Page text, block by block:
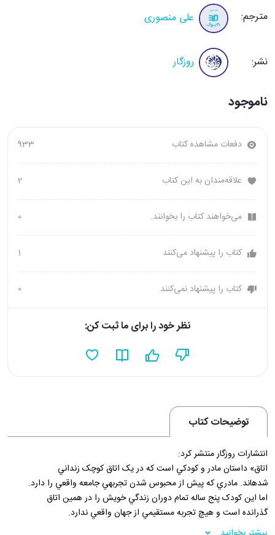
مترجم: علی منصوری
نشر: روزگار
ناموجود
دفعات مشاهده کتاب 933
علاقه‌مندان به این کتاب 2
می‌خواهند کتاب را بخوانند. 0
کتاب را پیشنهاد می‌کنند 1
کتاب را پیشنهاد نمی‌کنند 0
نظر خود را برای ما ثبت کن:
توضیحات کتاب
انتشارات روزگار منتشر کرد:
اتاق» داستان مادر و کودکي است که در يک اتاق کوچک زنداني
شده­اند. مادري که پيش از محبوس شدن تجربه­ي جامعه واقعي را دارد.
اما اين کودک پنج ساله تمام دوران زندگي خويش را در همين اتاق
گذرانده است و هيچ تجربه مستقيمي از جهان واقعي ندارد.
داستان در دو بخش اصلي روايت مي­شود: دوران اسارت در اتاق و